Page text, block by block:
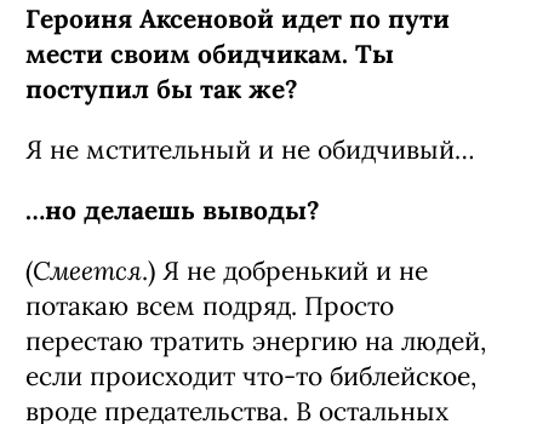
Героиня Аксеновой идет по пути
мести своим обидчикам. Ты
поступил бы так же?
Я не мстительный и не обидчивый…
…но делаешь выводы?
(Смеется.) Я не добренький и не
потакаю всем подряд. Просто
перестаю тратить энергию на людей,
если происходит что-то библейское,
вроде предательства. В остальных